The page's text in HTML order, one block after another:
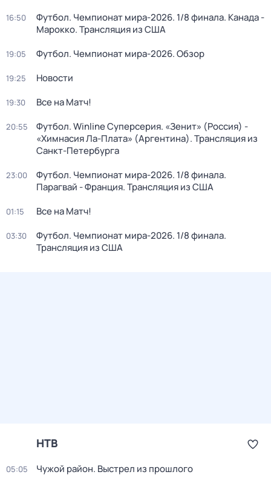
16:50
Футбол. Чемпионат мира-2026. 1/8 финала. Канада -
Марокко. Трансляция из США
19:05 Футбол. Чемпионат мира-2026. Обзор
19:25 Новости
19:30 Все на Матч!
20:55
Футбол. Winline Суперсерия. «Зенит» (Россия) -
«Химнасия Ла-Плата» (Аргентина). Трансляция из
Санкт-Петербурга
23:00
Футбол. Чемпионат мира-2026. 1/8 финала.
Парагвай - Франция. Трансляция из США
01:15 Все на Матч!
03:30
Футбол. Чемпионат мира-2026. 1/8 финала.
Трансляция из США
НТВ
05:05 Чужой район. Выстрел из прошлого